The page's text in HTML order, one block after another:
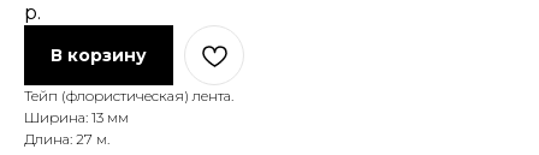
р.
В корзину
Тейп (флористическая) лента.
Ширина: 13 мм
Длина: 27 м.